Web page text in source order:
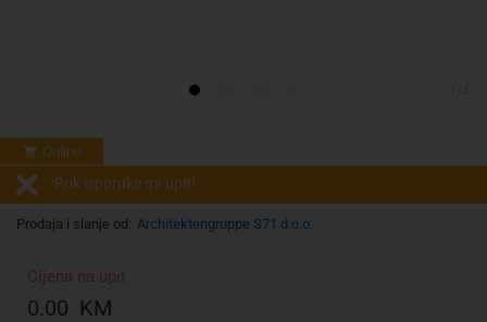
Online
Rok isporuke na upit!
Prodaja i slanje od: Architektengruppe S71 d.o.o.
Cijena na upit
0.00 KM